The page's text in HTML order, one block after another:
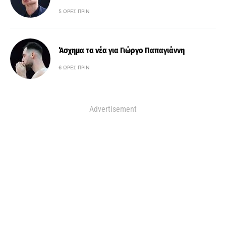
5 ΏΡΕΣ ΠΡΙΝ
Άσχημα τα νέα για Γιώργο Παπαγιάννη
6 ΏΡΕΣ ΠΡΙΝ
Advertisement